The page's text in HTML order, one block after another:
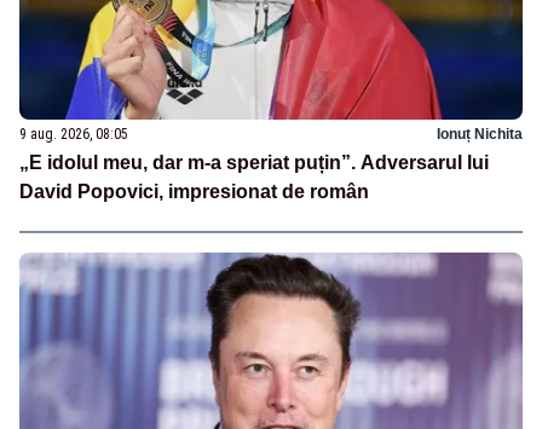
9 aug. 2026, 08:05 Ionuț Nichita
„E idolul meu, dar m-a speriat puțin”. Adversarul lui
David Popovici, impresionat de român